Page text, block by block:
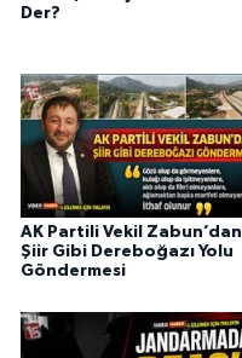
Der?
AK Partili Vekil Zabun’dan
Şiir Gibi Dereboğazı Yolu
Göndermesi